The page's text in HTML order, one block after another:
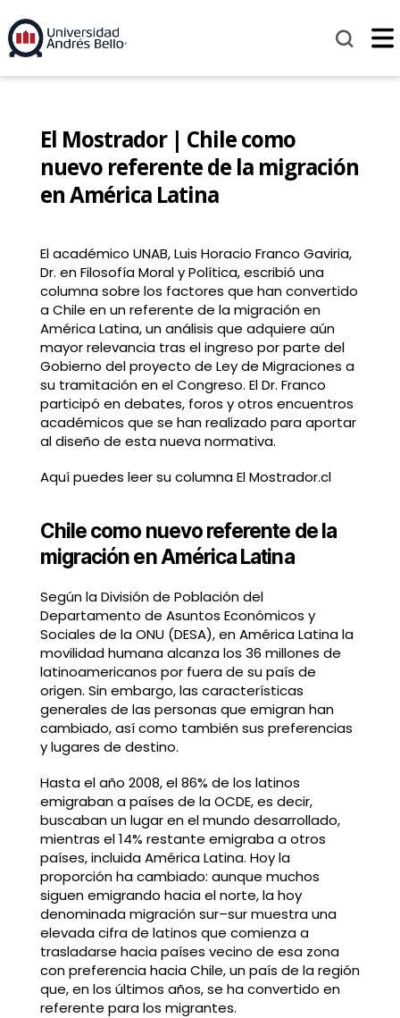
El Mostrador | Chile como
nuevo referente de la migración
en América Latina
El académico UNAB, Luis Horacio Franco Gaviria,
Dr. en Filosofía Moral y Política, escribió una
columna sobre los factores que han convertido
a Chile en un referente de la migración en
América Latina, un análisis que adquiere aún
mayor relevancia tras el ingreso por parte del
Gobierno del proyecto de Ley de Migraciones a
su tramitación en el Congreso. El Dr. Franco
participó en debates, foros y otros encuentros
académicos que se han realizado para aportar
al diseño de esta nueva normativa.
Aquí puedes leer su columna El Mostrador.cl
Chile como nuevo referente de la
migración en América Latina
Según la División de Población del
Departamento de Asuntos Económicos y
Sociales de la ONU (DESA), en América Latina la
movilidad humana alcanza los 36 millones de
latinoamericanos por fuera de su país de
origen. Sin embargo, las características
generales de las personas que emigran han
cambiado, así como también sus preferencias
y lugares de destino.
Hasta el año 2008, el 86% de los latinos
emigraban a países de la OCDE, es decir,
buscaban un lugar en el mundo desarrollado,
mientras el 14% restante emigraba a otros
países, incluida América Latina. Hoy la
proporción ha cambiado: aunque muchos
siguen emigrando hacia el norte, la hoy
denominada migración sur–sur muestra una
elevada cifra de latinos que comienza a
trasladarse hacia países vecino de esa zona
con preferencia hacia Chile, un país de la región
que, en los últimos años, se ha convertido en
referente para los migrantes.